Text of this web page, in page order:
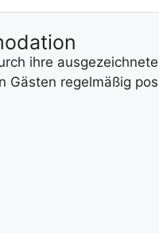
ihre
Gästen regelmäßig